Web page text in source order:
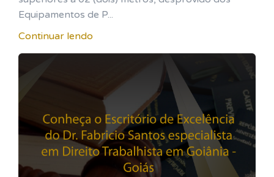
Equipamentos de P...
Continuar lendo